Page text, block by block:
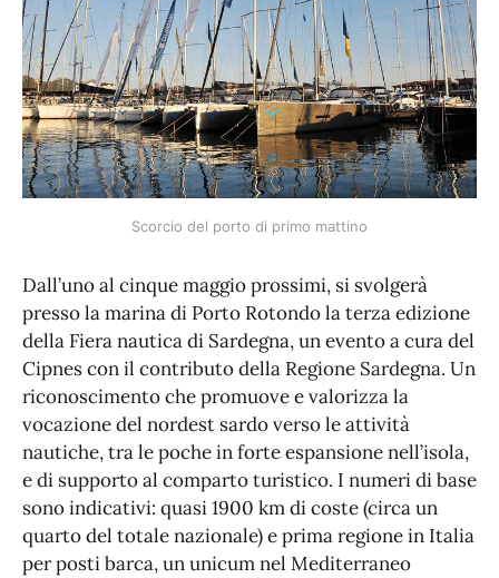
Scorcio del porto di primo mattino
Dall’uno al cinque maggio prossimi, si svolgerà
presso la marina di Porto Rotondo la terza edizione
della Fiera nautica di Sardegna, un evento a cura del
Cipnes con il contributo della Regione Sardegna. Un
riconoscimento che promuove e valorizza la
vocazione del nordest sardo verso le attività
nautiche, tra le poche in forte espansione nell’isola,
e di supporto al comparto turistico. I numeri di base
sono indicativi: quasi 1900 km di coste (circa un
quarto del totale nazionale) e prima regione in Italia
per posti barca, un unicum nel Mediterraneo